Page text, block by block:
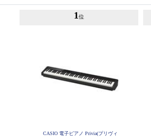
1 位
CASIO 電子ピアノ Privia(プリヴィ